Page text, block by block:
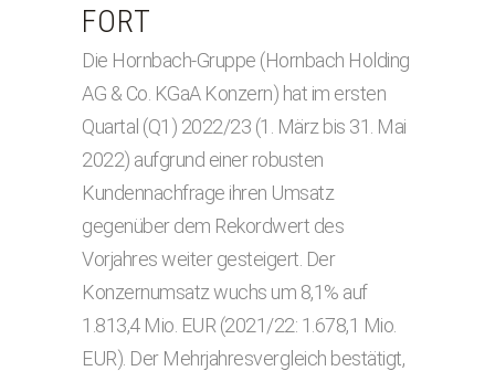
FORT
Die Hornbach-Gruppe (Hornbach Holding
AG & Co. KGaA Konzern) hat im ersten
Quartal (Q1) 2022/23 (1. März bis 31. Mai
2022) aufgrund einer robusten
Kundennachfrage ihren Umsatz
gegenüber dem Rekordwert des
Vorjahres weiter gesteigert. Der
Konzernumsatz wuchs um 8,1% auf
1.813,4 Mio. EUR (2021/22: 1.678,1 Mio.
EUR). Der Mehrjahresvergleich bestätigt,